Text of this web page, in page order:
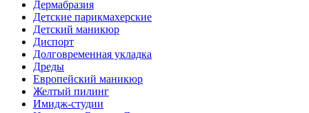
Дермабразия
Детские парикмахерские
Детский маникюр
Диспорт
Долговременная укладка
Дреды
Европейский маникюр
Желтый пилинг
Имидж-студии